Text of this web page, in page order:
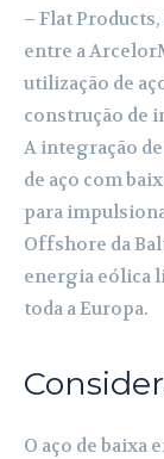
– Flat
entre a
utilização de
construção de
A integração
de aço com
para
Offshore da
energia eólica
toda a Europa.
O aço de baixa